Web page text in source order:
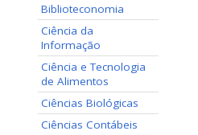
Biblioteconomia
Ciência da
Informação
Ciência e Tecnologia
de Alimentos
Ciências Biológicas
Ciências Contábeis